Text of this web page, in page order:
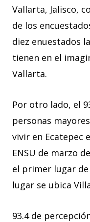
Vallarta, Jalisco,
de los
diez enuestados
tienen en el
Vallarta.
Por otro lado, el
personas
vivir en Ecatepec
ENSU de marzo
el primer lugar de
lugar se ubica
93.4 de